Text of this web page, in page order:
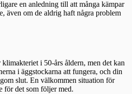
en anledning till att många kämpar
även om de aldrig haft några problem
i 50-års åldern, men det kan
i äggstockarna att fungera, och din
slut. En välkommen situation för
för det som följer med.